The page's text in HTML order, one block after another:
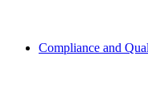
Compliance and